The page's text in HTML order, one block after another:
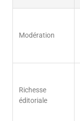
Modération
Richesse
éditoriale